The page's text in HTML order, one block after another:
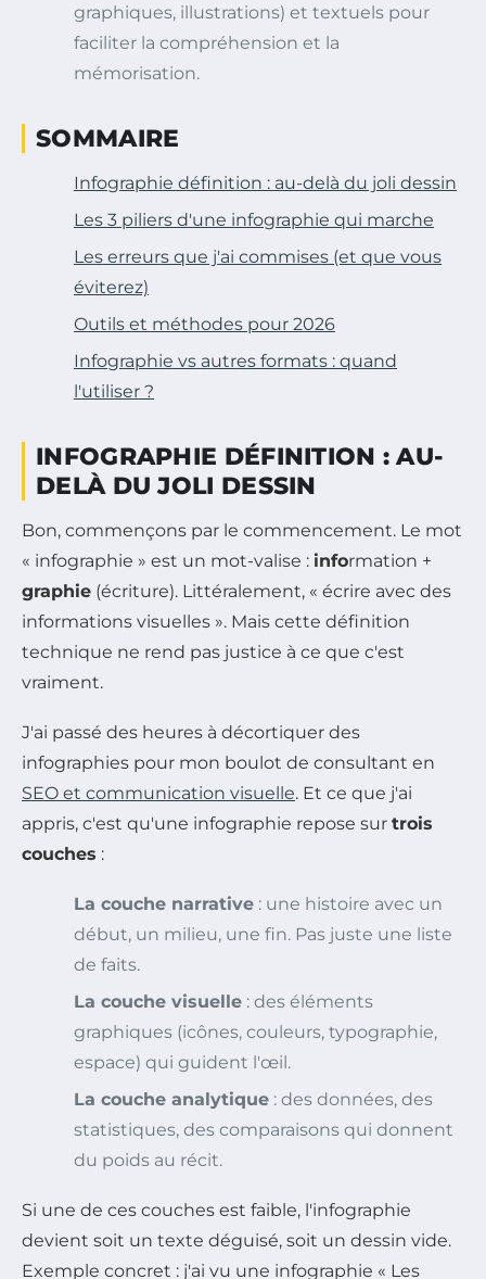
graphiques, illustrations) et textuels pour
faciliter la compréhension et la
mémorisation.
SOMMAIRE
Infographie définition : au-delà du joli dessin
Les 3 piliers d'une infographie qui marche
Les erreurs que j'ai commises (et que vous
éviterez)
Outils et méthodes pour 2026
Infographie vs autres formats : quand
l'utiliser ?
INFOGRAPHIE DÉFINITION : AU-
DELÀ DU JOLI DESSIN
Bon, commençons par le commencement. Le mot
« infographie » est un mot-valise : information +
graphie (écriture). Littéralement, « écrire avec des
informations visuelles ». Mais cette définition
technique ne rend pas justice à ce que c'est
vraiment.
J'ai passé des heures à décortiquer des
infographies pour mon boulot de consultant en
SEO et communication visuelle. Et ce que j'ai
appris, c'est qu'une infographie repose sur trois
couches :
La couche narrative : une histoire avec un
début, un milieu, une fin. Pas juste une liste
de faits.
La couche visuelle : des éléments
graphiques (icônes, couleurs, typographie,
espace) qui guident l'œil.
La couche analytique : des données, des
statistiques, des comparaisons qui donnent
du poids au récit.
Si une de ces couches est faible, l'infographie
devient soit un texte déguisé, soit un dessin vide.
Exemple concret : j'ai vu une infographie « Les